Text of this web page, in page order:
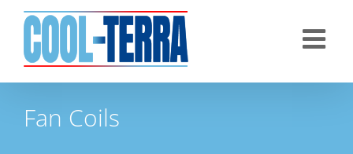
Fan Coils